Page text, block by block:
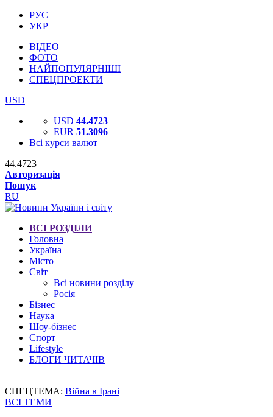
РУС
УКР
ВІДЕО
ФОТО
НАЙПОПУЛЯРНІШІ
СПЕЦПРОЕКТИ
USD
USD 44.4723
EUR 51.3096
Всі курси валют
44.4723
Авторизація
Пошук
RU
ВСІ РОЗДІЛИ
Головна
Україна
Місто
Світ
Всі новини розділу
Росія
Бізнес
Наука
Шоу-бізнес
Спорт
Lifestyle
БЛОГИ ЧИТАЧІВ
СПЕЦТЕМА: Війна в Ірані
ВСІ ТЕМИ